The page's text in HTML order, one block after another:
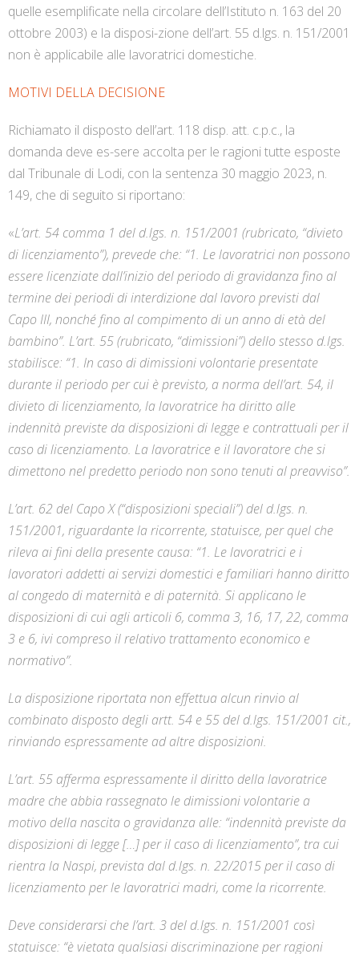
quelle esemplificate nella circolare dell’Istituto n. 163 del 20
ottobre 2003) e la disposi-zione dell’art. 55 d.lgs. n. 151/2001
non è applicabile alle lavoratrici domestiche.
MOTIVI DELLA DECISIONE
Richiamato il disposto dell’art. 118 disp. att. c.p.c., la
domanda deve es-sere accolta per le ragioni tutte esposte
dal Tribunale di Lodi, con la sentenza 30 maggio 2023, n.
149, che di seguito si riportano:
«L’art. 54 comma 1 del d.lgs. n. 151/2001 (rubricato, “divieto
di licenziamento”), prevede che: “1. Le lavoratrici non possono
essere licenziate dall’inizio del periodo di gravidanza fino al
termine dei periodi di interdizione dal lavoro previsti dal
Capo III, nonché fino al compimento di un anno di età del
bambino”. L’art. 55 (rubricato, “dimissioni”) dello stesso d.lgs.
stabilisce: “1. In caso di dimissioni volontarie presentate
durante il periodo per cui è previsto, a norma dell’art. 54, il
divieto di licenziamento, la lavoratrice ha diritto alle
indennità previste da disposizioni di legge e contrattuali per il
caso di licenziamento. La lavoratrice e il lavoratore che si
dimettono nel predetto periodo non sono tenuti al preavviso”.
L’art. 62 del Capo X (“disposizioni speciali”) del d.lgs. n.
151/2001, riguardante la ricorrente, statuisce, per quel che
rileva ai fini della presente causa: “1. Le lavoratrici e i
lavoratori addetti ai servizi domestici e familiari hanno diritto
al congedo di maternità e di paternità. Si applicano le
disposizioni di cui agli articoli 6, comma 3, 16, 17, 22, comma
3 e 6, ivi compreso il relativo trattamento economico e
normativo”.
La disposizione riportata non effettua alcun rinvio al
combinato disposto degli artt. 54 e 55 del d.lgs. 151/2001 cit.,
rinviando espressamente ad altre disposizioni.
L’art. 55 afferma espressamente il diritto della lavoratrice
madre che abbia rassegnato le dimissioni volontarie a
motivo della nascita o gravidanza alle: “indennità previste da
disposizioni di legge […] per il caso di licenziamento”, tra cui
rientra la Naspi, prevista dal d.lgs. n. 22/2015 per il caso di
licenziamento per le lavoratrici madri, come la ricorrente.
Deve considerarsi che l’art. 3 del d.lgs. n. 151/2001 così
statuisce: “è vietata qualsiasi discriminazione per ragioni